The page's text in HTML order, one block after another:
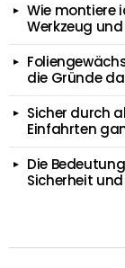
Wie montiere
Werkzeug
die Gründe
Sicher durch
Einfahrten
Die
Sicherheit